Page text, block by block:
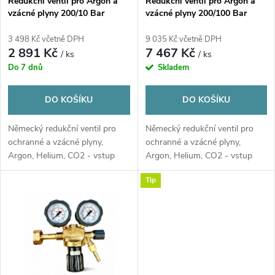
p
r
o
u
k
p
r
o
d
u
k
vzácné plyny 200/10 Bar
3 498 Kč včetně DPH
2 891 Kč/ ks
Do 7 dnů
DO KOŠÍKU
Německý redukční ventil pro
ochranné a vzácné plyny,
Argon, Helium, CO2 - vstup
200 Bar pro výstupní tlaky 10
vzácné plyny 200/100 Bar
9 035 Kč včetně DPH
7 467 Kč/ ks
Skladem
DO KOŠÍKU
Německý redukční ventil pro
ochranné a vzácné plyny,
Argon, Helium, CO2 - vstup
200 Bar pro výstupní tlaky 0-
100 Bar a 0-200 Bar
Tip